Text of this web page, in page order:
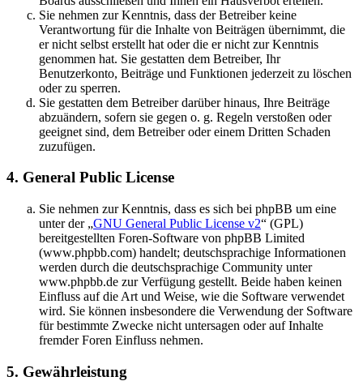
Sie nehmen zur Kenntnis, dass der Betreiber keine
Verantwortung für die Inhalte von Beiträgen übernimmt, die
er nicht selbst erstellt hat oder die er nicht zur Kenntnis
genommen hat. Sie gestatten dem Betreiber, Ihr
Benutzerkonto, Beiträge und Funktionen jederzeit zu löschen
oder zu sperren.
Sie gestatten dem Betreiber darüber hinaus, Ihre Beiträge
abzuändern, sofern sie gegen o. g. Regeln verstoßen oder
geeignet sind, dem Betreiber oder einem Dritten Schaden
zuzufügen.
4. General Public License
Sie nehmen zur Kenntnis, dass es sich bei phpBB um eine
unter der „GNU General Public License v2“ (GPL)
bereitgestellten Foren-Software von phpBB Limited
(www.phpbb.com) handelt; deutschsprachige Informationen
werden durch die deutschsprachige Community unter
www.phpbb.de zur Verfügung gestellt. Beide haben keinen
Einfluss auf die Art und Weise, wie die Software verwendet
wird. Sie können insbesondere die Verwendung der Software
für bestimmte Zwecke nicht untersagen oder auf Inhalte
fremder Foren Einfluss nehmen.
5. Gewährleistung